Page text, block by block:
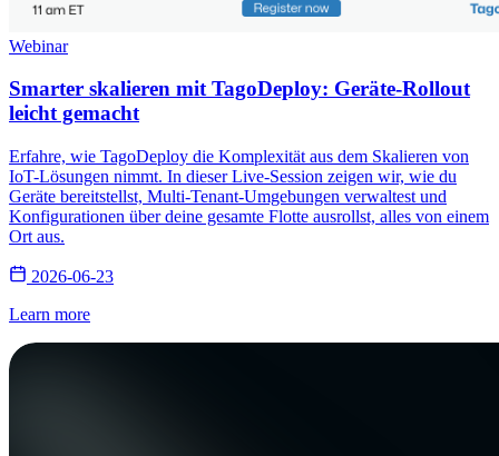
Webinar
Smarter skalieren mit TagoDeploy: Geräte-Rollout
leicht gemacht
Erfahre, wie TagoDeploy die Komplexität aus dem Skalieren von
IoT-Lösungen nimmt. In dieser Live-Session zeigen wir, wie du
Geräte bereitstellst, Multi-Tenant-Umgebungen verwaltest und
Konfigurationen über deine gesamte Flotte ausrollst, alles von einem
Ort aus.
2026-06-23
Learn more